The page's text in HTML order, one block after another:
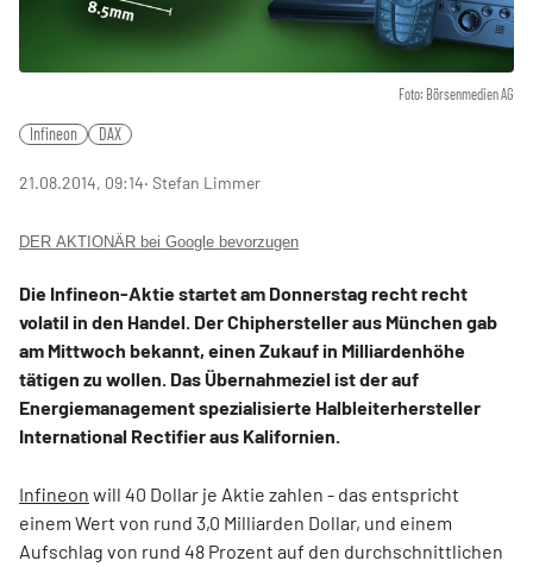
Foto: Börsenmedien AG
Infineon DAX
21.08.2014, 09:14‧ Stefan Limmer
DER AKTIONÄR bei Google bevorzugen
Die Infineon-Aktie startet am Donnerstag recht recht
volatil in den Handel. Der Chiphersteller aus München gab
am Mittwoch bekannt, einen Zukauf in Milliardenhöhe
tätigen zu wollen. Das Übernahmeziel ist der auf
Energiemanagement spezialisierte Halbleiterhersteller
International Rectifier aus Kalifornien.
Infineon will 40 Dollar je Aktie zahlen - das entspricht
einem Wert von rund 3,0 Milliarden Dollar, und einem
Aufschlag von rund 48 Prozent auf den durchschnittlichen